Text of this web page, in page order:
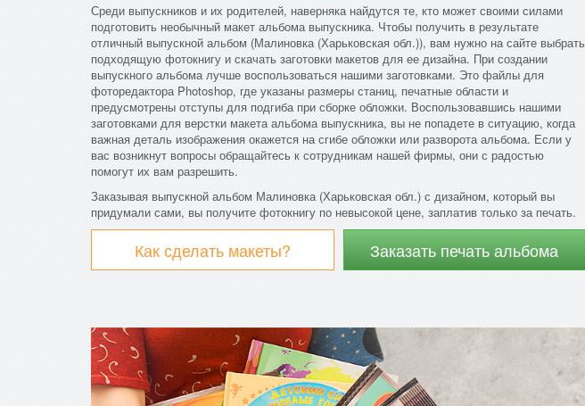
Среди выпускников и их родителей, наверняка найдутся те, кто может своими силами
подготовить необычный макет альбома выпускника. Чтобы получить в результате
отличный выпускной альбом (Малиновка (Харьковская обл.)), вам нужно на сайте выбрать
подходящую фотокнигу и скачать заготовки макетов для ее дизайна. При создании
выпускного альбома лучше воспользоваться нашими заготовками. Это файлы для
фоторедактора Photoshop, где указаны размеры станиц, печатные области и
предусмотрены отступы для подгиба при сборке обложки. Воспользовавшись нашими
заготовками для верстки макета альбома выпускника, вы не попадете в ситуацию, когда
важная деталь изображения окажется на сгибе обложки или разворота альбома. Если у
вас возникнут вопросы обращайтесь к сотрудникам нашей фирмы, они с радостью
помогут их вам разрешить.
Заказывая выпускной альбом Малиновка (Харьковская обл.) с дизайном, который вы
придумали сами, вы получите фотокнигу по невысокой цене, заплатив только за печать.
Как сделать макеты? Заказать печать альбома